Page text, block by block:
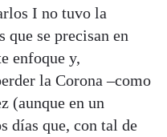
I no tuvo la
se precisan en
enfoque y,
la Corona –como
(aunque en un
días que, con tal de